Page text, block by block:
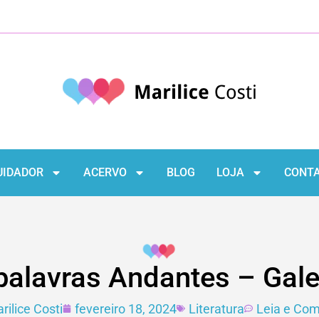
ACERVO BLOG LOJA
Andantes –
Costi fevereiro 18, 2024 Literatura Leia e